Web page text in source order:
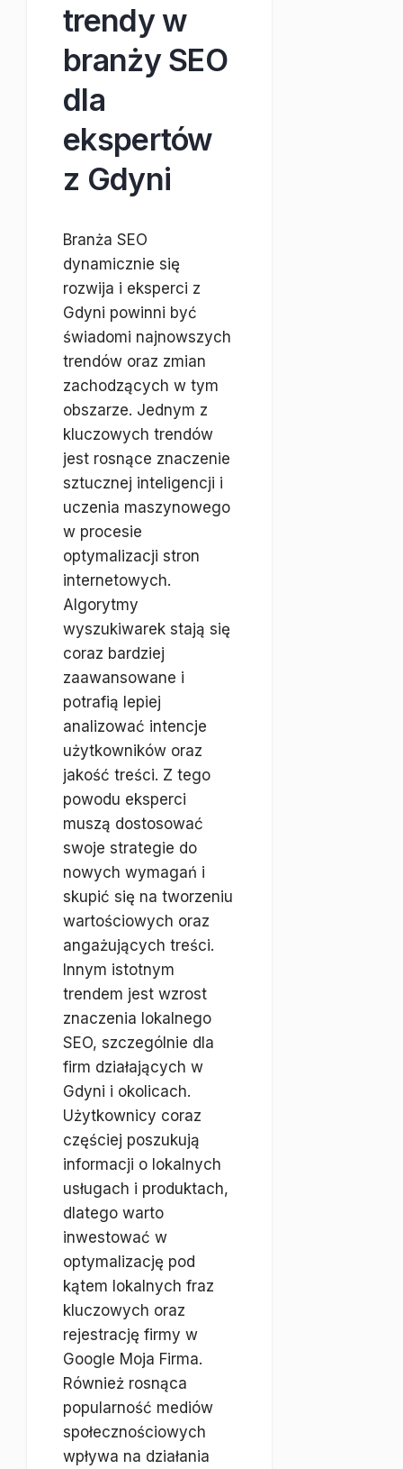
trendy w
branży SEO
dla
ekspertów
z Gdyni
Branża SEO
dynamicznie się
rozwija i eksperci z
Gdyni powinni być
świadomi najnowszych
trendów oraz zmian
zachodzących w tym
obszarze. Jednym z
kluczowych trendów
jest rosnące znaczenie
sztucznej inteligencji i
uczenia maszynowego
w procesie
optymalizacji stron
internetowych.
Algorytmy
wyszukiwarek stają się
coraz bardziej
zaawansowane i
potrafią lepiej
analizować intencje
użytkowników oraz
jakość treści. Z tego
powodu eksperci
muszą dostosować
swoje strategie do
nowych wymagań i
skupić się na tworzeniu
wartościowych oraz
angażujących treści.
Innym istotnym
trendem jest wzrost
znaczenia lokalnego
SEO, szczególnie dla
firm działających w
Gdyni i okolicach.
Użytkownicy coraz
częściej poszukują
informacji o lokalnych
usługach i produktach,
dlatego warto
inwestować w
optymalizację pod
kątem lokalnych fraz
kluczowych oraz
rejestrację firmy w
Google Moja Firma.
Również rosnąca
popularność mediów
społecznościowych
wpływa na działania